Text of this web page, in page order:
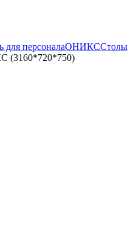
для персоналаОНИКССтолы
(3160*720*750)